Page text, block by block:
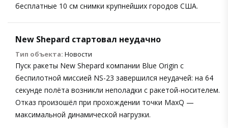
бесплатные 10 см снимки крупнейших городов США.
New Shepard стартовал неудачно
Тип объекта: Новости
Пуск ракеты New Shepard компании Blue Origin с
беспилотной миссией NS-23 завершился неудачей: на 64
секунде полёта возникли неполадки с ракетой-носителем.
Отказ произошёл при прохождении точки MaxQ —
максимальной динамической нагрузки.